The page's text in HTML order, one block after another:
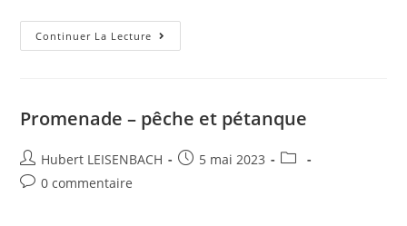
Continuer La Lecture
Promenade – pêche et pétanque
Hubert LEISENBACH
5 mai 2023
0 commentaire